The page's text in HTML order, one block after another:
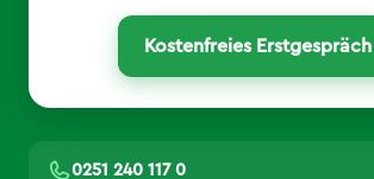
Kostenfreies Erstgespräch
0251 240 117 0